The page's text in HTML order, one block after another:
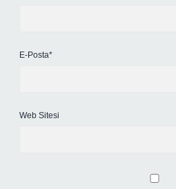
E-Posta*
Web Sitesi